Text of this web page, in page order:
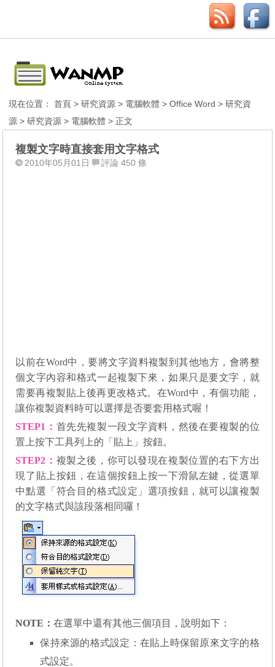
現在位置：首頁 >研究資源 > 電腦軟體 >Office Word >研究資
源 >研究資源 > 電腦軟體 > 正文
複製文字時直接套用文字格式
2010年05月01日 評論 450 條
以前在Word中，要將文字資料複製到其他地方，會將整
個文字內容和格式一起複製下來，如果只是要文字，就
需要再複製貼上後再更改格式。在Word中，有個功能，
讓你複製資料時可以選擇是否要套用格式喔！
STEP1 ： 首先先複製一段文字資料，然後在要複製的位
置上按下工具列上的「貼上」按鈕。
STEP2 ： 複製之後，你可以發現在複製位置的右下方出
現了貼上按鈕，在這個按鈕上按一下滑鼠左鍵，從選單
中點選「符合目的格式設定」選項按鈕，就可以讓複製
的文字格式與該段落相同囉！
NOTE ：在選單中還有其他三個項目，說明如下：
保持來源的格式設定：在貼上時保留原來文字的格
式設定。